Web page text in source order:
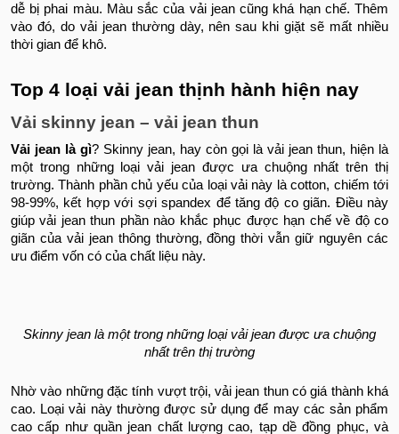
dễ bị phai màu. Màu sắc của vải jean cũng khá hạn chế. Thêm
vào đó, do vải jean thường dày, nên sau khi giặt sẽ mất nhiều
thời gian để khô.
Top 4 loại vải jean thịnh hành hiện nay
Vải skinny jean – vải jean thun
Vải jean là gì? Skinny jean, hay còn gọi là vải jean thun, hiện là
một trong những loại vải jean được ưa chuộng nhất trên thị
trường. Thành phần chủ yếu của loại vải này là cotton, chiếm tới
98-99%, kết hợp với sợi spandex để tăng độ co giãn. Điều này
giúp vải jean thun phần nào khắc phục được hạn chế về độ co
giãn của vải jean thông thường, đồng thời vẫn giữ nguyên các
ưu điểm vốn có của chất liệu này.
Skinny jean là một trong những loại vải jean được ưa chuộng
nhất trên thị trường
Nhờ vào những đặc tính vượt trội, vải jean thun có giá thành khá
cao. Loại vải này thường được sử dụng để may các sản phẩm
cao cấp như quần jean chất lượng cao, tạp dề đồng phục, và